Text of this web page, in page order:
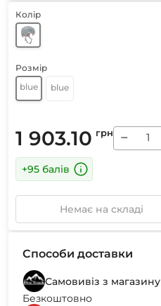
Колір
Розмір
blue
blue
1 903.10 грн −
+95 балів
Немає на складі
Способи доставки
Самовивіз з магазину
Безкоштовно